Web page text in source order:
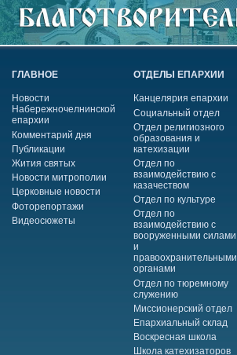
ГЛАВНОЕ
Новости
Набережночелнинской
епархии
Комментарий дня
Публикации
Жития святых
Новости митрополии
Церковные новости
Фоторепортажи
Видеосюжеты
ОТДЕЛЫ ЕПАРХИИ
Канцелярия епархии
Социальный отдел
Отдел религиозного
образования и
катехизации
Отдел по
взаимодействию с
казачеством
Отдел по культуре
Отдел по
взаимодействию с
вооруженными силами
и
правоохранительными
органами
Отдел по тюремному
служению
Миссионерский отдел
Епархиальный склад
Воскресная школа
Школа катехизаторов